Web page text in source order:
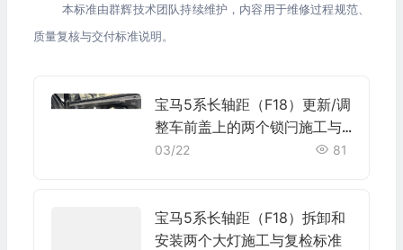
本标准由群辉技术团队持续维护，内容用于维修过程规范、
质量复核与交付标准说明。
宝马5系长轴距（F18）更新/调
整车前盖上的两个锁闩施工与
复检标准
03/22 81
宝马5系长轴距（F18）拆卸和
安装两个大灯施工与复检标准